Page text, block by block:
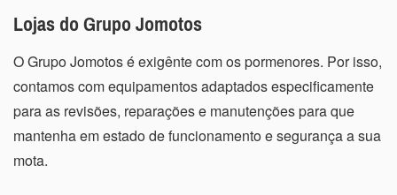
Lojas do Grupo Jomotos
O Grupo Jomotos é exigênte com os pormenores. Por isso,
contamos com equipamentos adaptados especificamente
para as revisões, reparações e manutenções para que
mantenha em estado de funcionamento e segurança a sua
mota.